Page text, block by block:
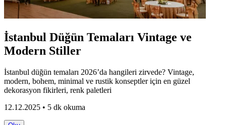
İstanbul Düğün Temaları Vintage ve
Modern Stiller
İstanbul düğün temaları 2026’da hangileri zirvede? Vintage,
modern, bohem, minimal ve rustik konseptler için en güzel
dekorasyon fikirleri, renk paletleri
12.12.2025 • 5 dk okuma